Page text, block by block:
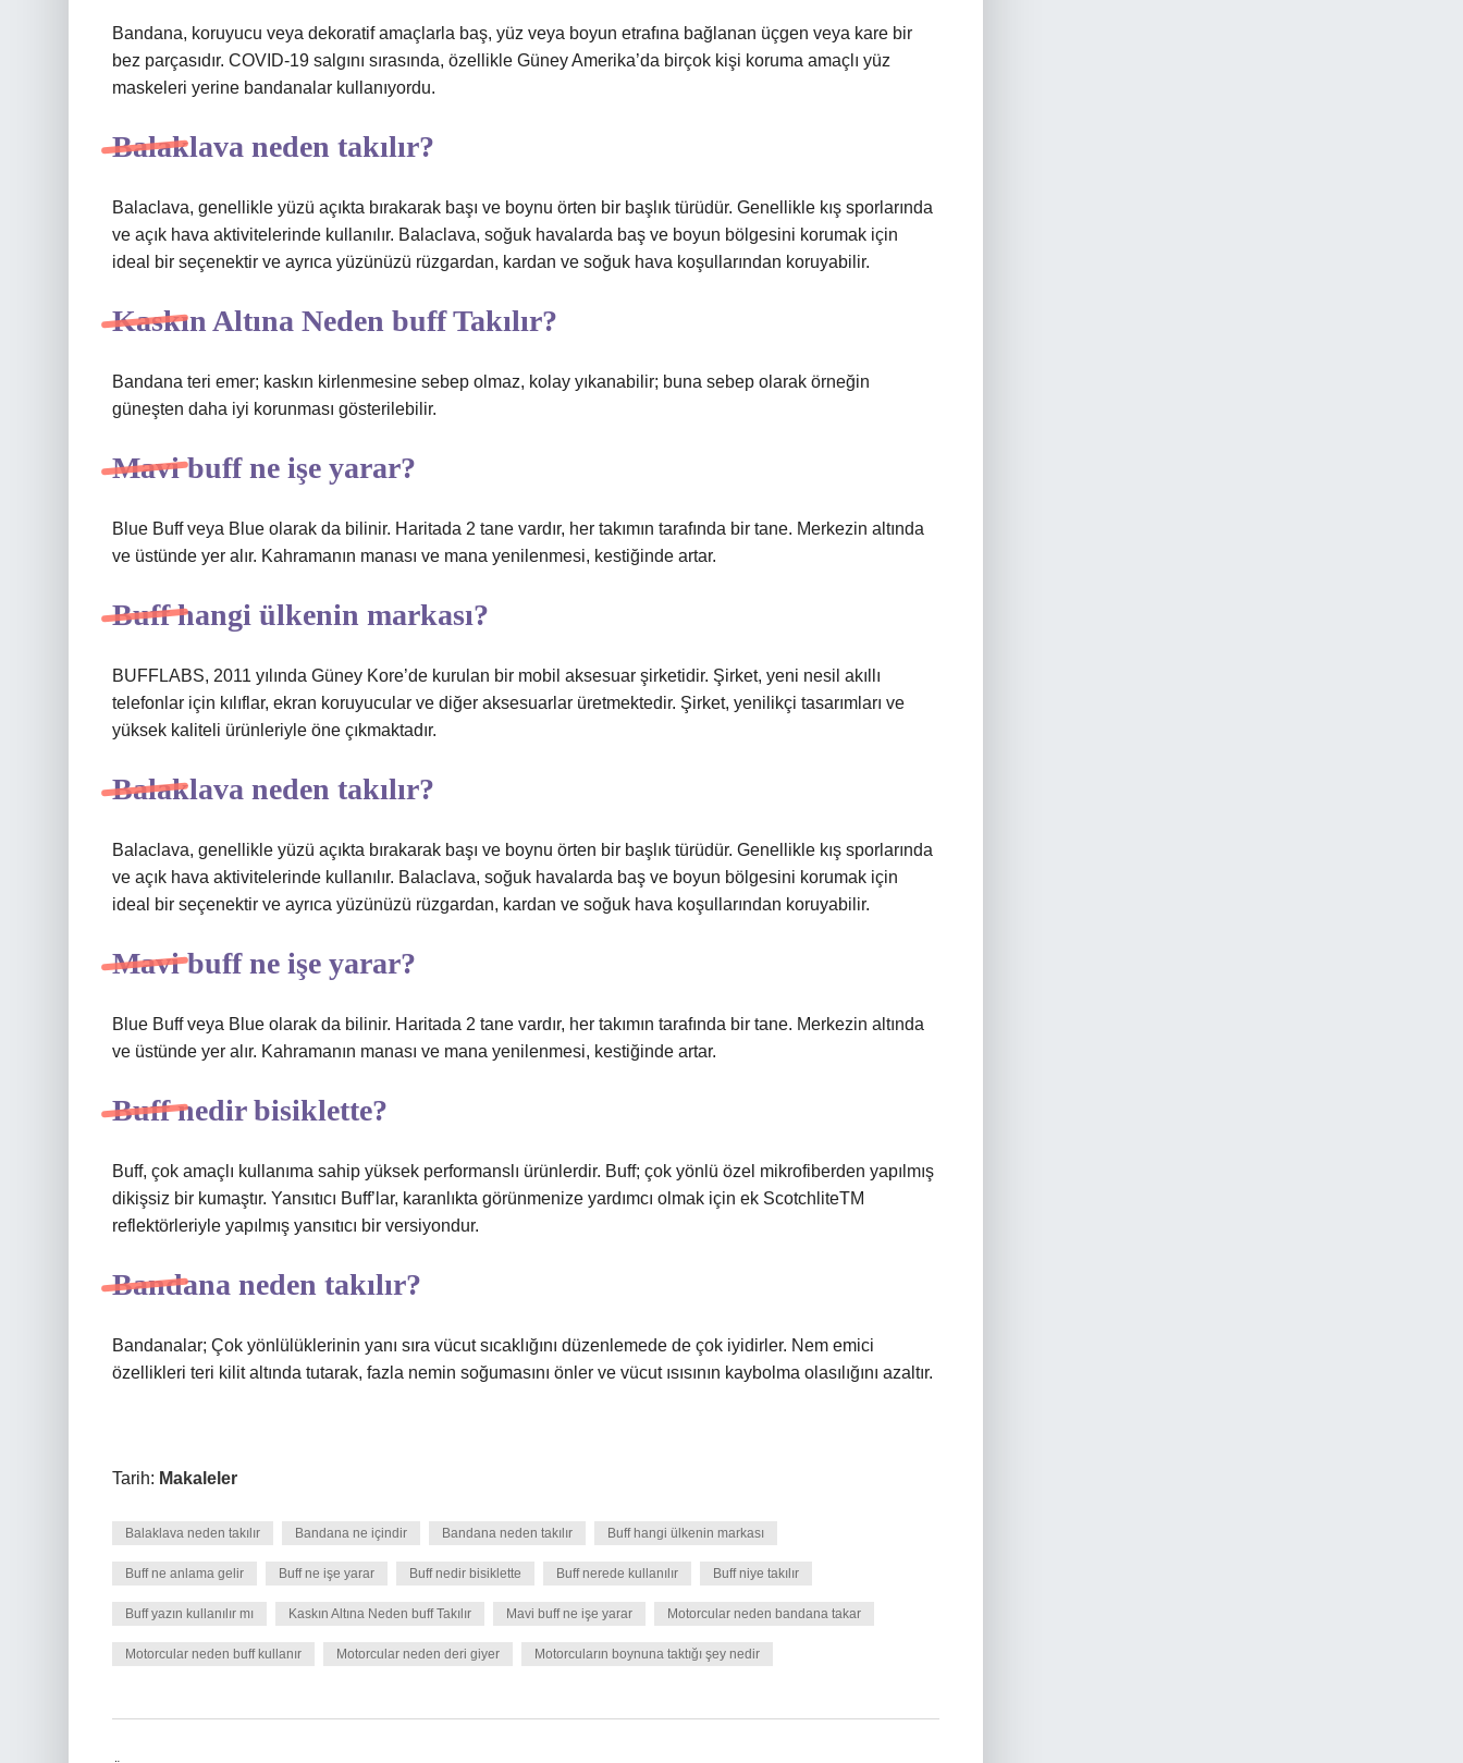
Bandana, koruyucu veya dekoratif amaçlarla baş, yüz veya boyun etrafına bağlanan üçgen veya kare bir
bez parçasıdır. COVID-19 salgını sırasında, özellikle Güney Amerika’da birçok kişi koruma amaçlı yüz
maskeleri yerine bandanalar kullanıyordu.
Balaklava neden takılır?
Balaclava, genellikle yüzü açıkta bırakarak başı ve boynu örten bir başlık türüdür. Genellikle kış sporlarında
ve açık hava aktivitelerinde kullanılır. Balaclava, soğuk havalarda baş ve boyun bölgesini korumak için
ideal bir seçenektir ve ayrıca yüzünüzü rüzgardan, kardan ve soğuk hava koşullarından koruyabilir.
Kaskın Altına Neden buff Takılır?
Bandana teri emer; kaskın kirlenmesine sebep olmaz, kolay yıkanabilir; buna sebep olarak örneğin
güneşten daha iyi korunması gösterilebilir.
Mavi buff ne işe yarar?
Blue Buff veya Blue olarak da bilinir. Haritada 2 tane vardır, her takımın tarafında bir tane. Merkezin altında
ve üstünde yer alır. Kahramanın manası ve mana yenilenmesi, kestiğinde artar.
Buff hangi ülkenin markası?
BUFFLABS, 2011 yılında Güney Kore’de kurulan bir mobil aksesuar şirketidir. Şirket, yeni nesil akıllı
telefonlar için kılıflar, ekran koruyucular ve diğer aksesuarlar üretmektedir. Şirket, yenilikçi tasarımları ve
yüksek kaliteli ürünleriyle öne çıkmaktadır.
Balaklava neden takılır?
Balaclava, genellikle yüzü açıkta bırakarak başı ve boynu örten bir başlık türüdür. Genellikle kış sporlarında
ve açık hava aktivitelerinde kullanılır. Balaclava, soğuk havalarda baş ve boyun bölgesini korumak için
ideal bir seçenektir ve ayrıca yüzünüzü rüzgardan, kardan ve soğuk hava koşullarından koruyabilir.
Mavi buff ne işe yarar?
Blue Buff veya Blue olarak da bilinir. Haritada 2 tane vardır, her takımın tarafında bir tane. Merkezin altında
ve üstünde yer alır. Kahramanın manası ve mana yenilenmesi, kestiğinde artar.
Buff nedir bisiklette?
Buff, çok amaçlı kullanıma sahip yüksek performanslı ürünlerdir. Buff; çok yönlü özel mikrofiberden yapılmış
dikişsiz bir kumaştır. Yansıtıcı Buff’lar, karanlıkta görünmenize yardımcı olmak için ek ScotchliteTM
reflektörleriyle yapılmış yansıtıcı bir versiyondur.
Bandana neden takılır?
Bandanalar; Çok yönlülüklerinin yanı sıra vücut sıcaklığını düzenlemede de çok iyidirler. Nem emici
özellikleri teri kilit altında tutarak, fazla nemin soğumasını önler ve vücut ısısının kaybolma olasılığını azaltır.
Tarih: Makaleler
Balaklava neden takılır Bandana ne içindir Bandana neden takılır Buff hangi ülkenin markası
Buff ne anlama gelir Buff ne işe yarar Buff nedir bisiklette Buff nerede kullanılır Buff niye takılır
Buff yazın kullanılır mı Kaskın Altına Neden buff Takılır Mavi buff ne işe yarar Motorcular neden bandana takar
Motorcular neden buff kullanır Motorcular neden deri giyer Motorcuların boynuna taktığı şey nedir